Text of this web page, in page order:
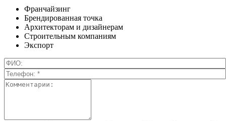
Франчайзинг
Брендированная точка
Архитекторам и дизайнерам
Строительным компаниям
Экспорт